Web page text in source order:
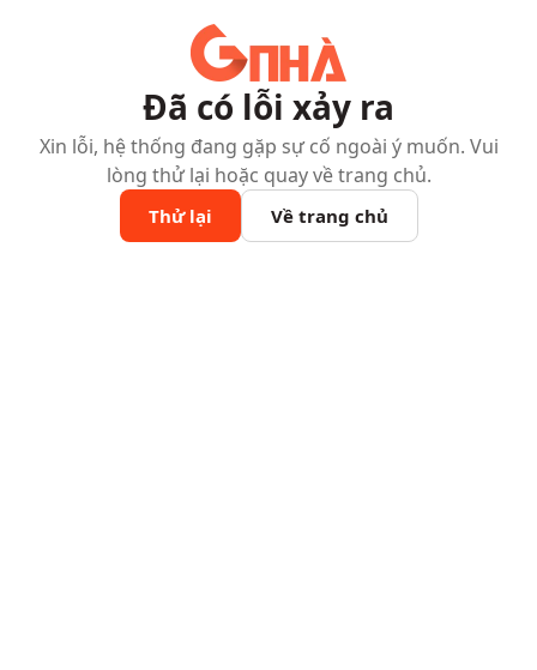
Đã có lỗi xảy ra
Xin lỗi, hệ thống đang gặp sự cố ngoài ý muốn. Vui
lòng thử lại hoặc quay về trang chủ.
Thử lại Về trang chủ